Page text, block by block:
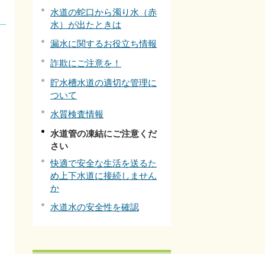
水道の蛇口から濁り水（赤
水）が出たときは
漏水に関するお役立ち情報
詐欺にご注意を！
貯水槽水道の適切な管理に
ついて
水質検査情報
水道管の凍結にご注意くだ
さい
快適で安全な生活を送るた
め上下水道に接続しません
か
水道水の安全性を確認